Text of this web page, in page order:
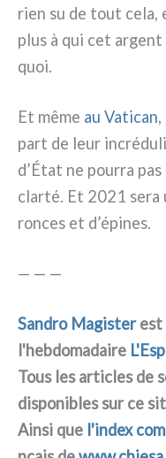
rien su de tout cela,
plus à qui cet
quoi.
Et même au Vatican
part de leur
d’État ne pour­ra
clar­té. Et 2021 sera
ron­ces et d’épines.
— — —
Sandro Magisterest
l'hebdomadaire
Tous les arti­cles de
dispo­ni­bles sur ce
Ainsi que l'index